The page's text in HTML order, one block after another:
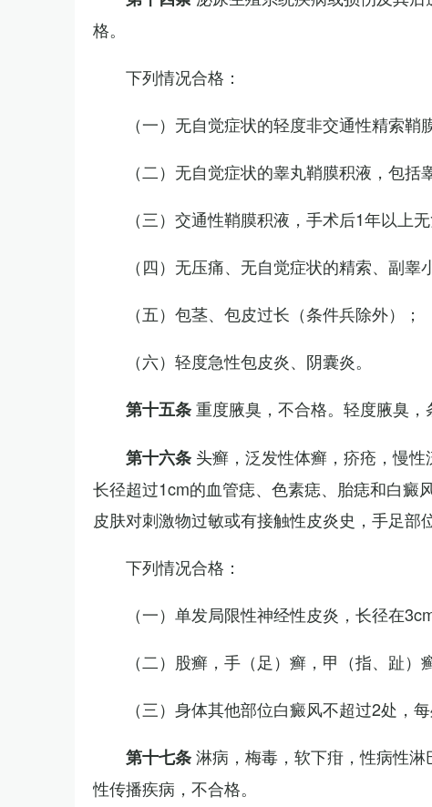
格。
下列情况合格：
（一）无自觉症状的轻度非交通性精索
（二）无自觉症状的睾丸鞘膜积液，包
（三）交通性鞘膜积液，手术后1年以上
（四）无压痛、无自觉症状的精索、副
（五）包茎、包皮过长（条件兵除外）；
（六）轻度急性包皮炎、阴囊炎。
第十五条重度腋臭，不合格。轻度腋臭，
第十六条 头癣，泛发性体癣，疥疮，慢
长径超过1cm的血管痣、色素痣、胎痣和白癜
皮肤对刺激物过敏或有接触性皮炎史，手足部
下列情况合格：
（一）单发局限性神经性皮炎，长径在
（二）股癣，手（足）癣，甲（指、趾）
（三）身体其他部位白癜风不超过2处，
第十七条淋病，梅毒，软下疳，性病性
性传播疾病，不合格。